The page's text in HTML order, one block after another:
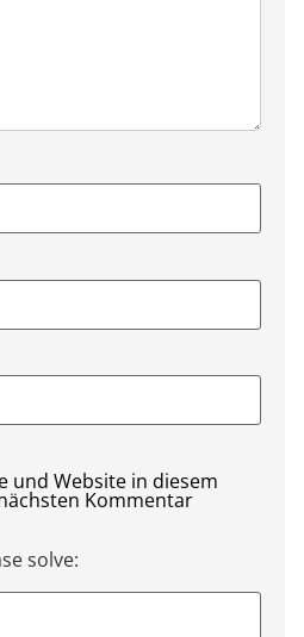
und Website in diesem
Kommentar
solve: